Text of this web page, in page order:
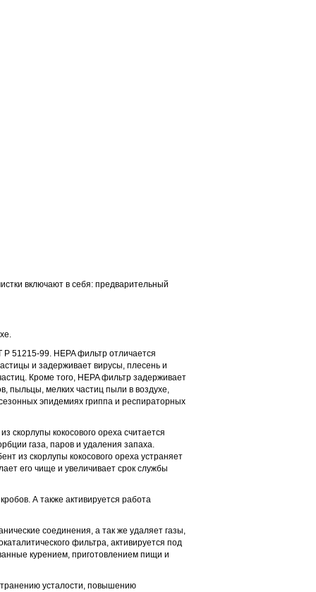
включают в себя: предварительный
51215-99. HEPA фильтр отличается
и задерживает вирусы, плесень и
Кроме того, HEPA фильтр задерживает
пыльцы, мелких частиц пыли в воздухе,
эпидемиях гриппа и респираторных
скорлупы кокосового ореха считается
газа, паров и удаления запаха.
из скорлупы кокосового ореха устраняет
его чище и увеличивает срок службы
А также активируется работа
соединения, а так же удаляет газы,
фильтра, активируется под
курением, приготовлением пищи и
усталости, повышению